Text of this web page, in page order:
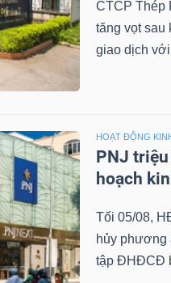
CTCP Thép
tăng vọt sau
giao dịch
HOẠT ĐỘNG
PNJ
hoạch
Tối 05/08,
hủy phương
tập ĐHĐCĐ